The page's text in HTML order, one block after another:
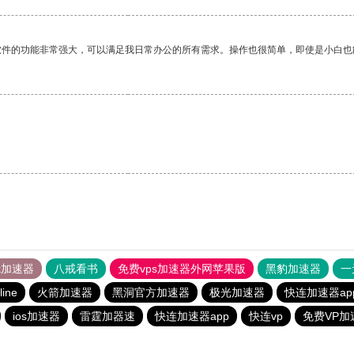
功能非常强大，可以满足我日常办公的所有需求。操作也很简单，即使是小白也
速器 八戒看书 免费vps加速器外网苹果版 黑豹加速器 一
火箭加速器 黑洞官方加速器 极光加速器 快连加速器
ios加速器 雷霆加器速 快连加速器app 快连vp 免费VP加